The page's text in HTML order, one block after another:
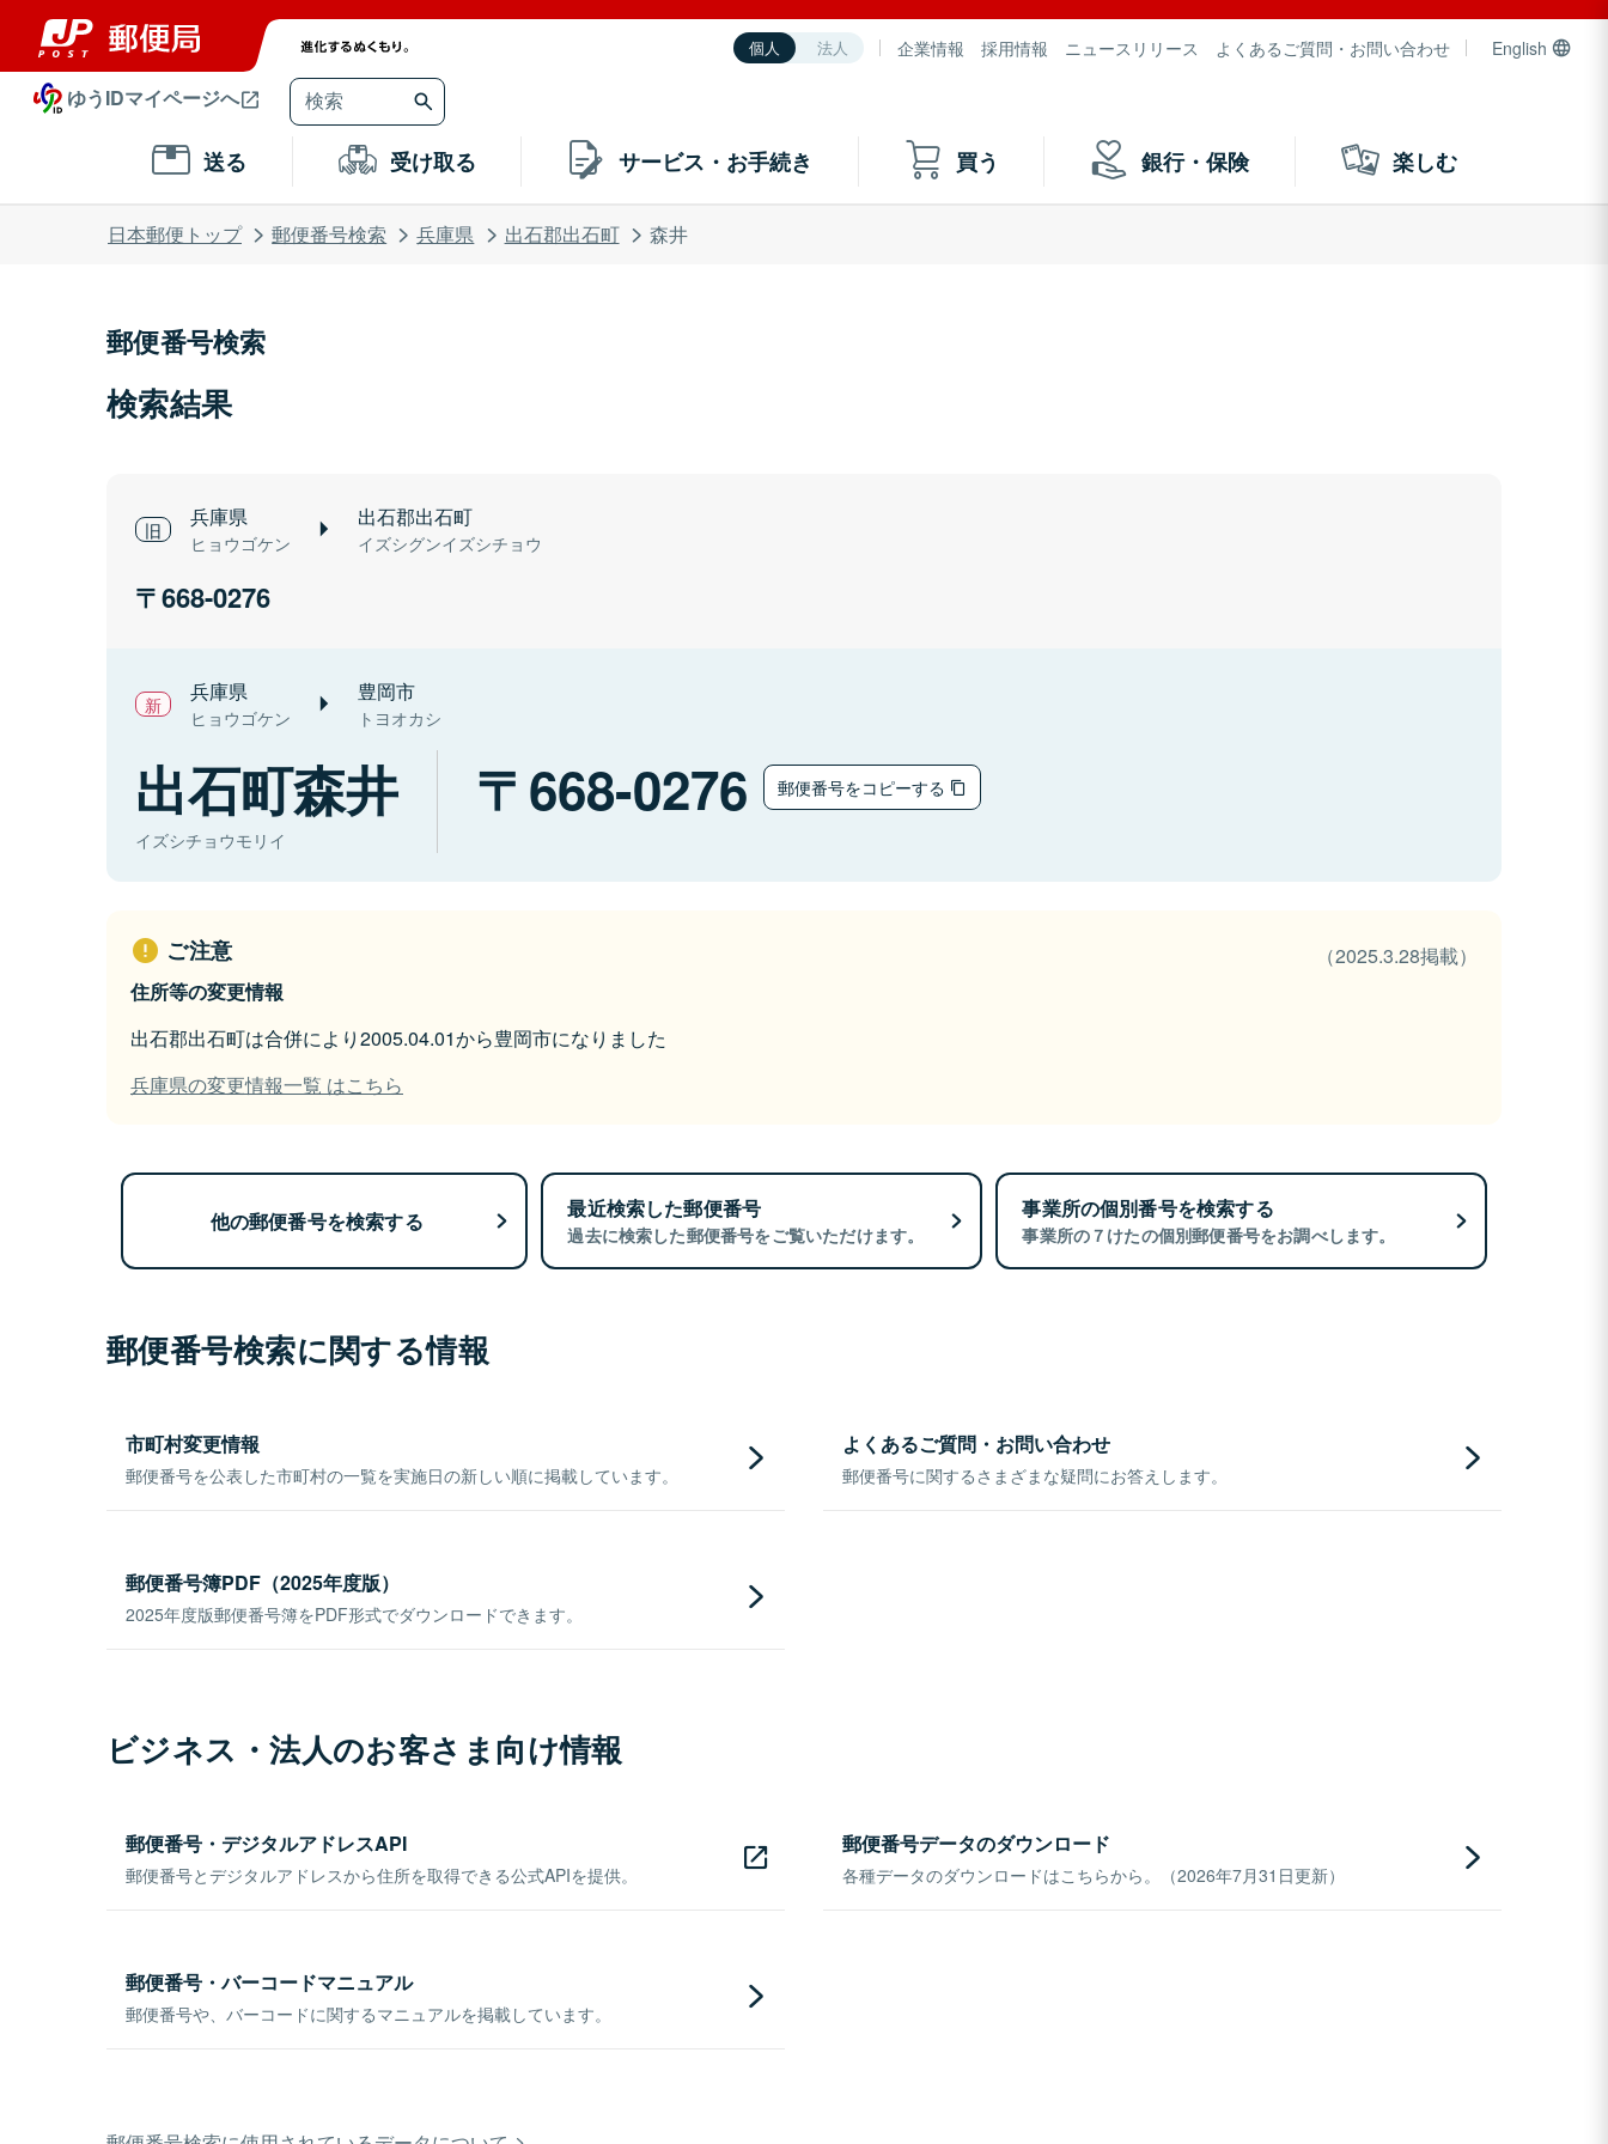
個人 法人 企業情報 採用情報 ニュースリリース よくあるご質問・お問い合わせ English
ゆうIDマイページへ
送る 受け取る サービス・お手続き 買う 銀行・保険 楽しむ
日本郵便トップ 郵便番号検索 兵庫県 出石郡出石町 森井
郵便番号検索
検索結果
兵庫県
ヒョウゴケン
出石郡出石町
イズシグンイズシチョウ
668-0276
兵庫県
ヒョウゴケン
豊岡市
トヨオカシ
出石町森井
イズシチョウモリイ
668-0276 郵便番号をコピーする
ご注意
（2025.3.28掲載）
住所等の変更情報
出石郡出石町は合併により2005.04.01から豊岡市になりました
兵庫県の変更情報一覧 はこちら
他の郵便番号を検索する 最近検索した郵便番号
過去に検索した郵便番号をご覧いただけます。
事業所の個別番号を検索する
事業所の７けたの個別郵便番号をお調べします。
郵便番号検索に関する情報
市町村変更情報
郵便番号を公表した市町村の一覧を実施日の新しい順に掲載しています。
よくあるご質問・お問い合わせ
郵便番号に関するさまざまな疑問にお答えします。
郵便番号簿PDF（2025年度版）
2025年度版郵便番号簿をPDF形式でダウンロードできます。
ビジネス・法人のお客さま向け情報
郵便番号・デジタルアドレスAPI
郵便番号とデジタルアドレスから住所を取得できる公式APIを提供。
郵便番号データのダウンロード
各種データのダウンロードはこちらから。（2026年7月31日更新）
郵便番号・バーコードマニュアル
郵便番号や、バーコードに関するマニュアルを掲載しています。